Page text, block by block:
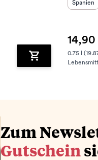
Zum Warenkorb
Spanien
0.75 l
Zum
Gutschein